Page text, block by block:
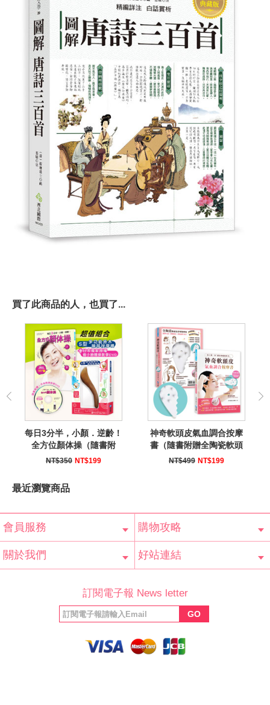
買了此商品的人，也買了...
每日3分半，小顏．逆齡！
全方位顏体操（隨書附
贈：按摩棒＋教學DVD）
NT$350 NT$199
神奇軟頭皮氣血調合按摩
書（隨書附贈全陶瓷軟頭
皮紓壓按摩板）
NT$499 NT$199
最近瀏覽商品
會員服務
會員辨法
客服信箱
隱私條款
網站導覽
購物攻略
常見問題
購物說明
訂單查詢
關於我們 好站連結
福利協會
絲專頁
訂閱電子報 News letter
GO